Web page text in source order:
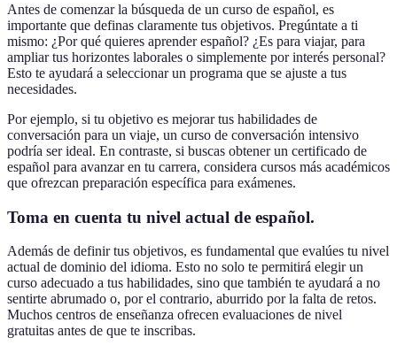
Antes de comenzar la búsqueda de un curso de español, es
importante que definas claramente tus objetivos. Pregúntate a ti
mismo: ¿Por qué quieres aprender español? ¿Es para viajar, para
ampliar tus horizontes laborales o simplemente por interés personal?
Esto te ayudará a seleccionar un programa que se ajuste a tus
necesidades.
Por ejemplo, si tu objetivo es mejorar tus habilidades de
conversación para un viaje, un curso de conversación intensivo
podría ser ideal. En contraste, si buscas obtener un certificado de
español para avanzar en tu carrera, considera cursos más académicos
que ofrezcan preparación específica para exámenes.
Toma en cuenta tu nivel actual de español.
Además de definir tus objetivos, es fundamental que evalúes tu nivel
actual de dominio del idioma. Esto no solo te permitirá elegir un
curso adecuado a tus habilidades, sino que también te ayudará a no
sentirte abrumado o, por el contrario, aburrido por la falta de retos.
Muchos centros de enseñanza ofrecen evaluaciones de nivel
gratuitas antes de que te inscribas.